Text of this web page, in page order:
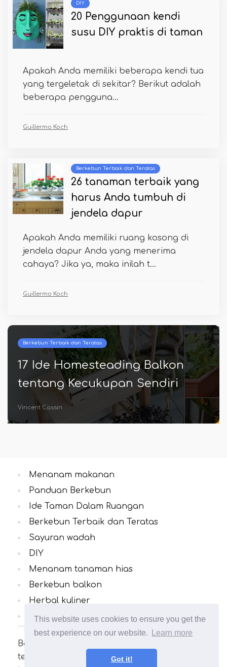
This website uses cookies to ensure you get the
best experience on our website.
Learn more
Got it!
DIY
20 Penggunaan kendi
susu DIY praktis di taman
Apakah Anda memiliki beberapa kendi tua
yang tergeletak di sekitar? Berikut adalah
beberapa pengguna...
Guillermo Koch
Berkebun Terbaik dan Teratas
26 tanaman terbaik yang
harus Anda tumbuh di
jendela dapur
Apakah Anda memiliki ruang kosong di
jendela dapur Anda yang menerima
cahaya? Jika ya, maka inilah t...
Guillermo Koch
Berkebun Terbaik dan Teratas
17 Ide Homesteading Balkon
tentang Kecukupan Sendiri
Vincent Cassin
Banyak artikel menarik dan bermanfaat
tentang berkebun. Taman Anda tidak akan
Menanam makanan
Panduan Berkebun
Ide Taman Dalam Ruangan
Berkebun Terbaik dan Teratas
Sayuran wadah
DIY
Menanam tanaman hias
Berkebun balkon
Herbal kuliner
Semua Kategori